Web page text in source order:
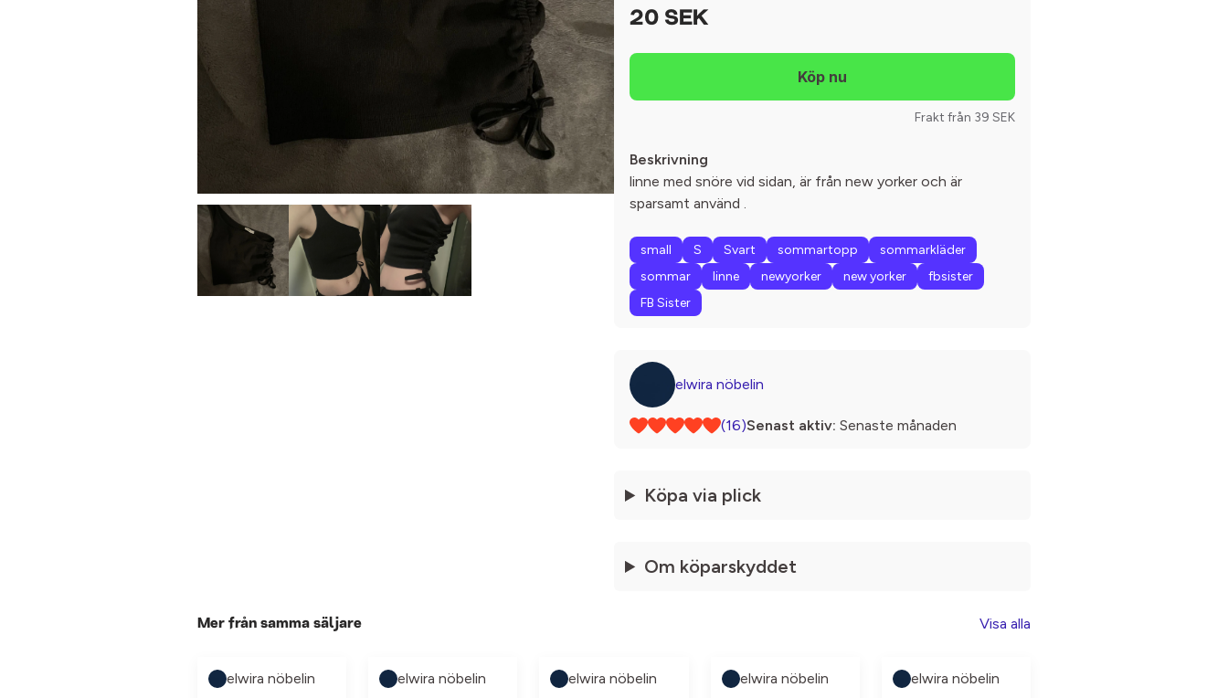
20 SEK
Frakt från 39 SEK
Beskrivning
linne med snöre vid sidan, är från new yorker och är
sparsamt använd .
small S Svart sommartopp
sommarkläder
sommar
linne newyorker new yorker
fbsister
FB Sister
elwira nöbelin
(16)Senast aktiv: Senaste månaden
Köpa via plick
Om köparskyddet
Mer från samma säljare Visa alla
elwira nöbelin elwira nöbelin elwira nöbelin elwira nöbelin elwira nöbelin